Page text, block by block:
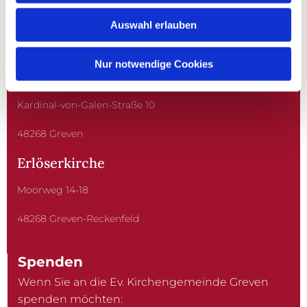
Auswahl erlauben
Nur notwendige Cookies
Christuskirche
Kardinal-von-Galen-Straße 10
48268 Greven
Erlöserkirche
Moorweg 14-18
48268 Greven-Reckenfeld
Spenden
Wenn Sie an die Ev. Kirchengemeinde Greven
spenden möchten: